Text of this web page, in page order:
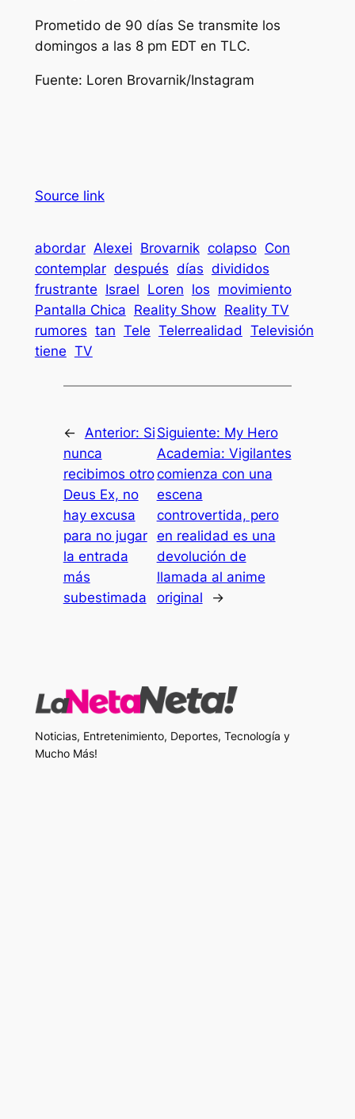
Prometido de 90 días Se transmite los
domingos a las 8 pm EDT en TLC.
Fuente: Loren Brovarnik/Instagram
Source link
abordar Alexei Brovarnik colapso Con
contemplar después días divididos
frustrante Israel Loren los movimiento
Pantalla Chica Reality Show Reality TV
rumores tan Tele Telerrealidad Televisión
tiene TV
← Anterior: Si
nunca
recibimos otro
Deus Ex, no
hay excusa
para no jugar
la entrada
más
subestimada
Siguiente: My Hero
Academia: Vigilantes
comienza con una
escena
controvertida, pero
en realidad es una
devolución de
llamada al anime
original
→
Noticias, Entretenimiento, Deportes, Tecnología y
Mucho Más!